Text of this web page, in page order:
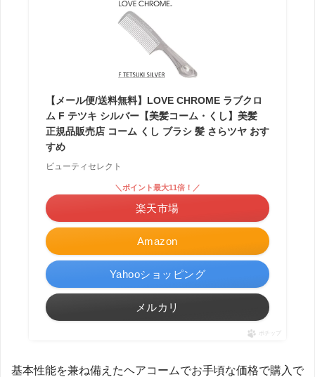
【メール便/送料無料】LOVE CHROME ラブクロ
ム F テツキ シルバー【美髪コーム・くし】美髪
正規品販売店 コーム くし ブラシ 髪 さらツヤ おす
すめ
ビューティセレクト
Amazon
＼ポイント最大11倍！／
楽天市場
Yahooショッピング
メルカリ
ポチップ
基本性能を兼ね備えたヘアコームでお手頃な価格で購入で